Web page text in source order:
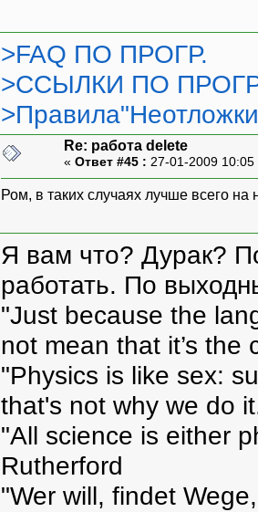
>FAQ ПО ПРОГР.
>ССЫЛКИ ПО
Re: работа delete
« Ответ #45 : 27-01-2009
Ром, в таких случаях лучше всего
Я вам что? Дурак?
работать. По
"Just because the
not mean that it’s the
"Physics is like sex:
that's not why we do
"All science is either
Rutherford
"Wer will, findet